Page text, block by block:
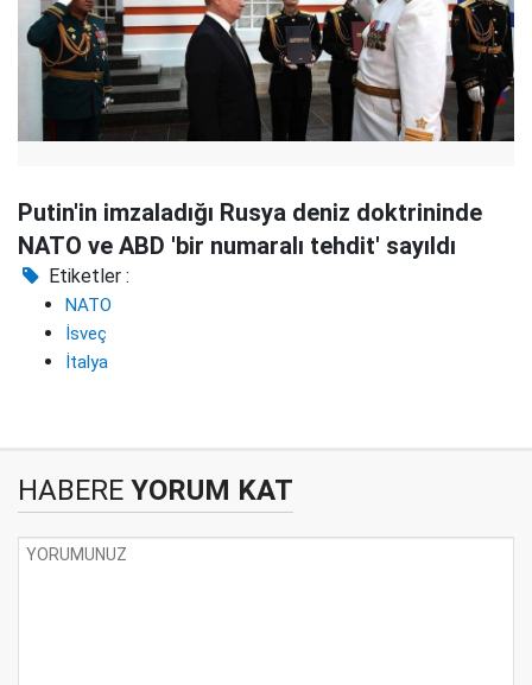
Putin'in imzaladığı Rusya deniz doktrininde
NATO ve ABD 'bir numaralı tehdit' sayıldı
Etiketler :
NATO
İsveç
İtalya
HABERE YORUM KAT